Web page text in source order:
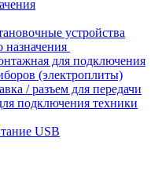
устройства
назначения
для подключения
(электроплиты)
/ разъем для передачи
подключения техники
USB